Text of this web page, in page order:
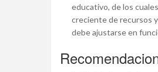
educativo, de los
creciente de recursos
debe ajustarse en